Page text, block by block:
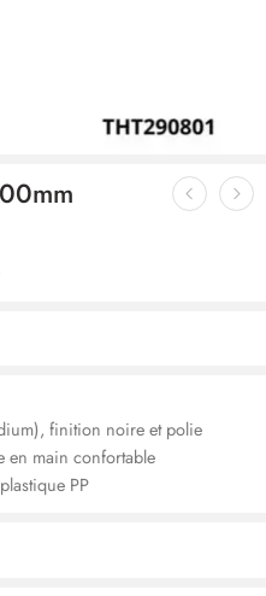
finition noire et polie
en main confortable
PP